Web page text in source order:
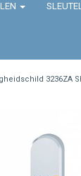
3236ZA